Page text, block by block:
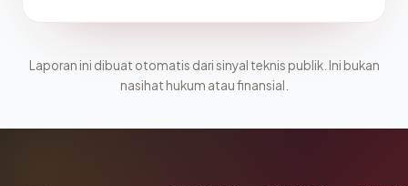
Laporan ini dibuat otomatis dari sinyal teknis publik. Ini bukan
nasihat hukum atau finansial.